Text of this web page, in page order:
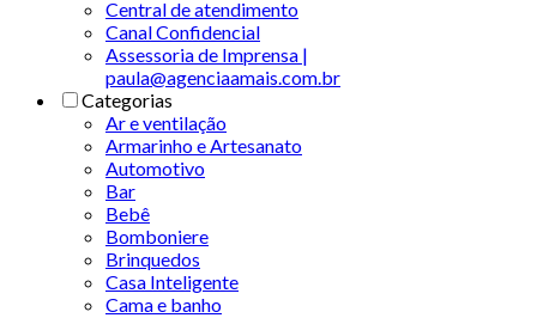
Central de atendimento
Canal Confidencial
Assessoria de Imprensa |
paula@agenciaamais.com.br
Categorias
Ar e ventilação
Armarinho e Artesanato
Automotivo
Bar
Bebê
Bomboniere
Brinquedos
Casa Inteligente
Cama e banho